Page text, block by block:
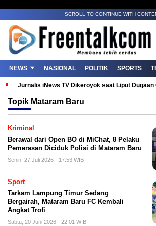
SCROLL TO CONTINUE WITH
NEWS NASIONAL POLITIK SPORTS
Jurnalis iNews TV Dikeroyok saat Liput
Topik Mataram Baru
Kriminal
Berawal dari Open BO di MiChat, 8 Pelaku
Pemerasan Diciduk Polisi di Mataram Baru
Senin, 27 Juli 2026 - 17:53 WIB
Sport
Tarkam Lampung Timur Sedang
Bergairah, Mataram Baru FC Kembali
Angkat Trofi
Sabtu, 20 Juni 2026 - 22:01 WIB